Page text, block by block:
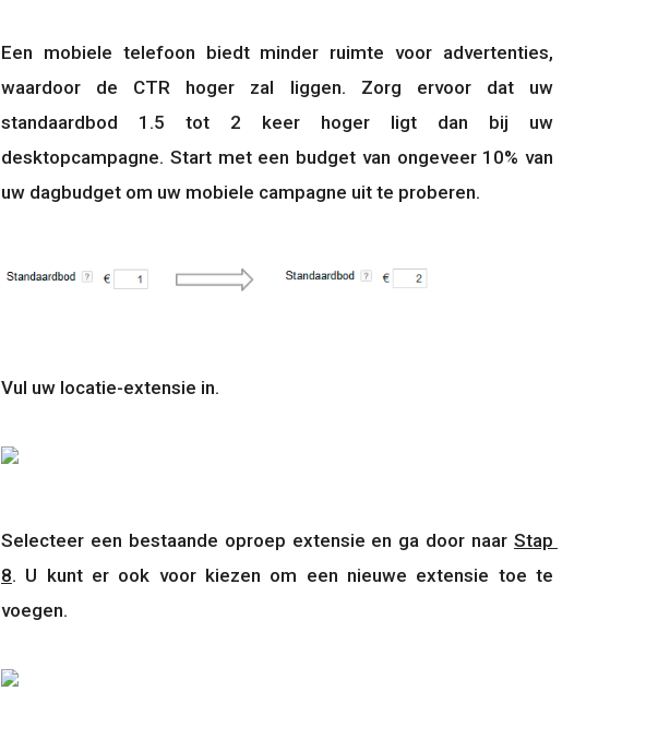
Een mobiele telefoon biedt minder ruimte voor advertenties,
waardoor de CTR hoger zal liggen. Zorg ervoor dat uw
standaardbod 1.5 tot 2 keer hoger ligt dan bij uw
desktopcampagne. Start met een budget van ongeveer 10% van
uw dagbudget om uw mobiele campagne uit te proberen.
Vul uw locatie-extensie in.
Selecteer een bestaande oproep extensie en ga door naar Stap
8. U kunt er ook voor kiezen om een nieuwe extensie toe te
voegen.